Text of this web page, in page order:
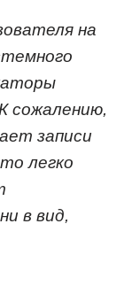
на
сожалению,
записи
легко
в вид,